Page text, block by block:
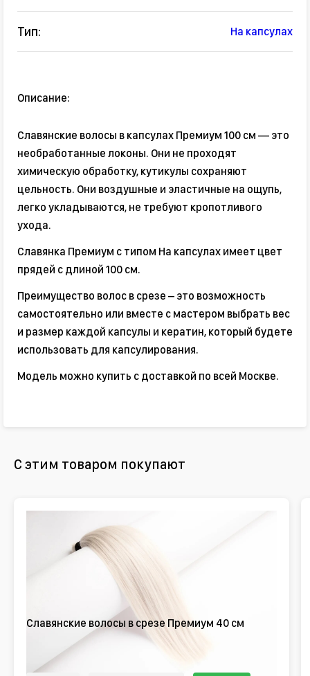
Тип: На капсулах
Описание:
Славянские волосы в капсулах Премиум 100 см — это
необработанные локоны. Они не проходят
химическую обработку, кутикулы сохраняют
цельность. Они воздушные и эластичные на ощупь,
легко укладываются, не требуют кропотливого
ухода.
Славянка Премиум с типом На капсулах имеет цвет
прядей с длиной 100 см.
Преимущество волос в срезе – это возможность
самостоятельно или вместе с мастером выбрать вес
и размер каждой капсулы и кератин, который будете
использовать для капсулирования.
Модель можно купить с доставкой по всей Москве.
С этим товаром покупают
Славянские волосы в срезе Премиум 40 см